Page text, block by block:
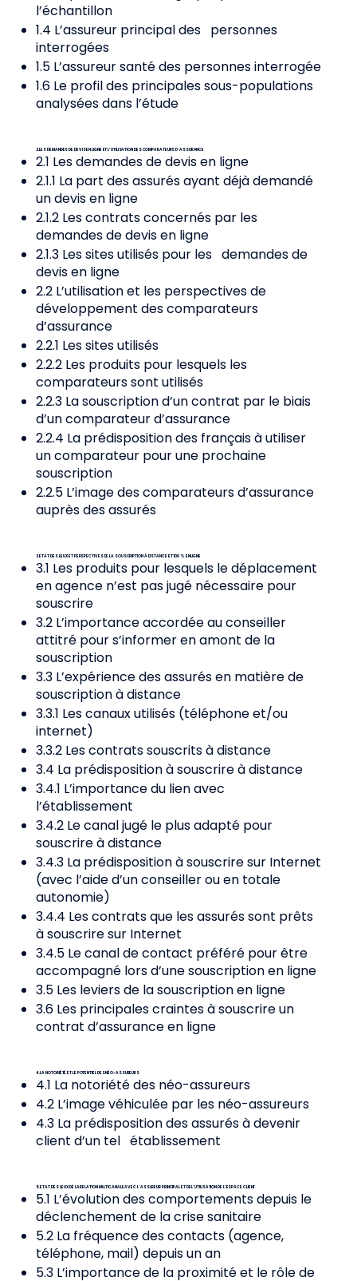
l’échantillon
1.4 L’assureur principal des personnes
interrogées
1.5 L’assureur santé des personnes interrogée
1.6 Le profil des principales sous-populations
analysées dans l’étude
2. LES DEMANDES DE DEVIS EN LIGNE ET L’UTILISATION DES COMPARATEURS D’ASSURANCE
2.1 Les demandes de devis en ligne
2.1.1 La part des assurés ayant déjà demandé
un devis en ligne
2.1.2 Les contrats concernés par les
demandes de devis en ligne
2.1.3 Les sites utilisés pour les demandes de
devis en ligne
2.2 L’utilisation et les perspectives de
développement des comparateurs
d’assurance
2.2.1 Les sites utilisés
2.2.2 Les produits pour lesquels les
comparateurs sont utilisés
2.2.3 La souscription d’un contrat par le biais
d’un comparateur d’assurance
2.2.4 La prédisposition des français à utiliser
un comparateur pour une prochaine
souscription
2.2.5 L’image des comparateurs d’assurance
auprès des assurés
3. ETAT DES LIEUX ET PERSPECTIVES DE LA SOUSCRIPTION À DISTANCE ET 100 % EN LIGNE
3.1 Les produits pour lesquels le déplacement
en agence n’est pas jugé nécessaire pour
souscrire
3.2 L’importance accordée au conseiller
attitré pour s’informer en amont de la
souscription
3.3 L’expérience des assurés en matière de
souscription à distance
3.3.1 Les canaux utilisés (téléphone et/ou
internet)
3.3.2 Les contrats souscrits à distance
3.4 La prédisposition à souscrire à distance
3.4.1 L’importance du lien avec
l’établissement
3.4.2 Le canal jugé le plus adapté pour
souscrire à distance
3.4.3 La prédisposition à souscrire sur Internet
(avec l’aide d’un conseiller ou en totale
autonomie)
3.4.4 Les contrats que les assurés sont prêts
à souscrire sur Internet
3.4.5 Le canal de contact préféré pour être
accompagné lors d’une souscription en ligne
3.5 Les leviers de la souscription en ligne
3.6 Les principales craintes à souscrire un
contrat d’assurance en ligne
4. LA NOTORIÉTÉ ET LE POTENTIEL DES NÉO-ASSUREURS
4.1 La notoriété des néo-assureurs
4.2 L’image véhiculée par les néo-assureurs
4.3 La prédisposition des assurés à devenir
client d’un tel établissement
5. ETAT DES LIEUX DE LA RELATION MULTICANALE AVEC L’ASSUREUR PRINCIPAL ET DE L’UTILISATION DE L’ESPACE CLIENT
5.1 L’évolution des comportements depuis le
déclenchement de la crise sanitaire
5.2 La fréquence des contacts (agence,
téléphone, mail) depuis un an
5.3 L’importance de la proximité et le rôle de